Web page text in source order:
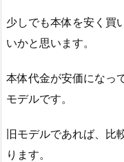
少しでも本体を安く買
いかと思います。
本体代金が安価になっ
モデルです。
旧モデルであれば、比
ります。